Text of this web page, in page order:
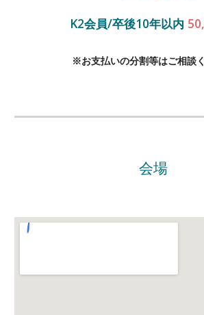
K2会員/卒後10年以内
※お支払いの分割等はご相談
会場